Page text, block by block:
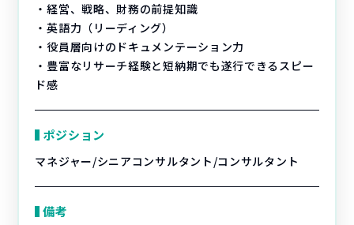
・経営、戦略、財務の前提知識
・英語力（リーディング）
・役員層向けのドキュメンテーション力
・豊富なリサーチ経験と短納期でも遂行できるスピー
ド感
ポジション
マネジャー/シニアコンサルタント/コンサルタント
備考